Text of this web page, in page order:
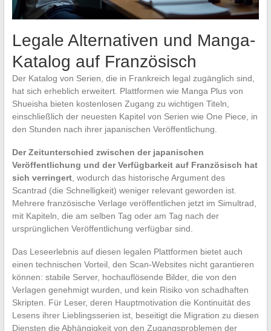
Legale Alternativen und Manga-
Katalog auf Französisch
Der Katalog von Serien, die in Frankreich legal zugänglich sind,
hat sich erheblich erweitert. Plattformen wie Manga Plus von
Shueisha bieten kostenlosen Zugang zu wichtigen Titeln,
einschließlich der neuesten Kapitel von Serien wie One Piece, in
den Stunden nach ihrer japanischen Veröffentlichung.
Der Zeitunterschied zwischen der japanischen
Veröffentlichung und der Verfügbarkeit auf Französisch hat
sich verringert, wodurch das historische Argument des
Scantrad (die Schnelligkeit) weniger relevant geworden ist.
Mehrere französische Verlage veröffentlichen jetzt im Simultrad,
mit Kapiteln, die am selben Tag oder am Tag nach der
ursprünglichen Veröffentlichung verfügbar sind.
Das Leseerlebnis auf diesen legalen Plattformen bietet auch
einen technischen Vorteil, den Scan-Websites nicht garantieren
können: stabile Server, hochauflösende Bilder, die von den
Verlagen genehmigt wurden, und kein Risiko von schadhaften
Skripten. Für Leser, deren Hauptmotivation die Kontinuität des
Lesens ihrer Lieblingsserien ist, beseitigt die Migration zu diesen
Diensten die Abhängigkeit von den Zugangsproblemen der